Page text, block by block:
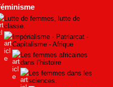
Lutte de femmes, lutte de
classe.
Impérialisme - Patriarcat -
Capitalisme - Afrique
Les femmes africaines
dans l’histoire
Les femmes dans les
sciences.